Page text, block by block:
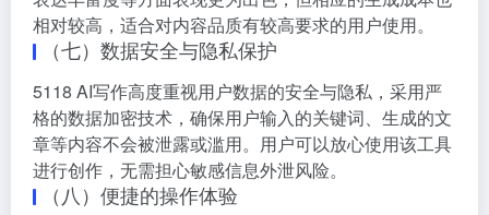
相对较高，适合对内容品质有较高要求的用户使用。
（七）数据安全与隐私保护
5118 AI写作高度重视用户数据的安全与隐私，采用严
格的数据加密技术，确保用户输入的关键词、生成的文
章等内容不会被泄露或滥用。用户可以放心使用该工具
进行创作，无需担心敏感信息外泄风险。
（八）便捷的操作体验